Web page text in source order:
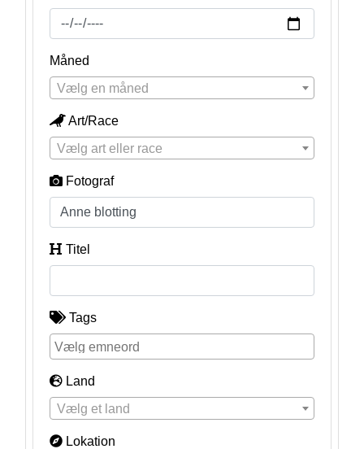
Måned
Vælg en måned
Art/Race
Vælg art eller race
Fotograf
Titel
Tags
Land
Vælg et land
Lokation